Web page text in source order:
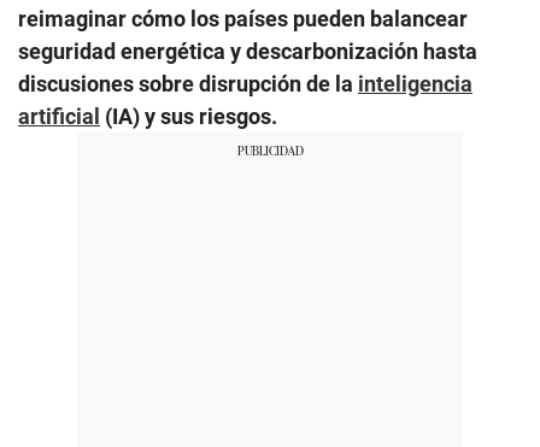
reimaginar cómo los países pueden balancear
seguridad energética y descarbonización hasta
discusiones sobre disrupción de la inteligencia
artificial (IA) y sus riesgos.